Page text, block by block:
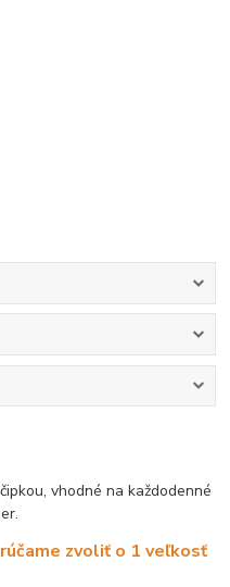
vhodné na každodenné
zvoliť o 1 veľkosť